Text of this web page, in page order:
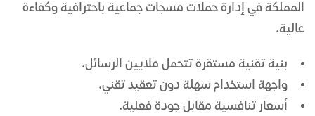
المملكة في إدارة حملات مسجات جماعية باحترافية وكفاءة
عالية.
بنية تقنية مستقرة تتحمل ملايين الرسائل.
واجهة استخدام سهلة دون تعقيد تقني.
أسعار تنافسية مقابل جودة فعلية.